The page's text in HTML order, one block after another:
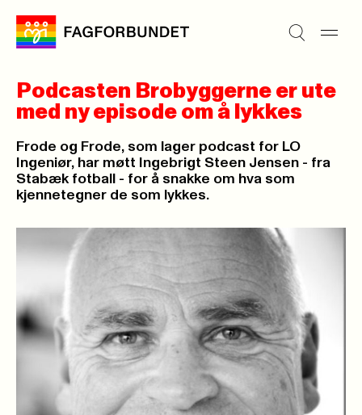
Podcasten Brobyggerne er ute
med ny episode om å lykkes
Frode og Frode, som lager podcast for LO
Ingeniør, har møtt Ingebrigt Steen Jensen - fra
Stabæk fotball - for å snakke om hva som
kjennetegner de som lykkes.